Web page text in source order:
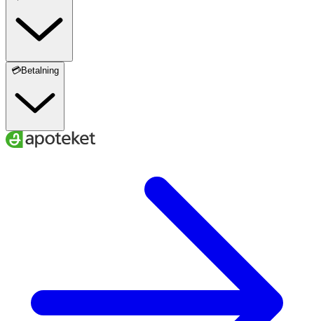
💳Betalning